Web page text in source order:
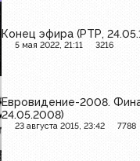
Конец эфира (РТР,
5 мая 2022, 21:11 3216
Евровидение-2008.
24.05.2008)
23 августа 2015, 23:42 7788